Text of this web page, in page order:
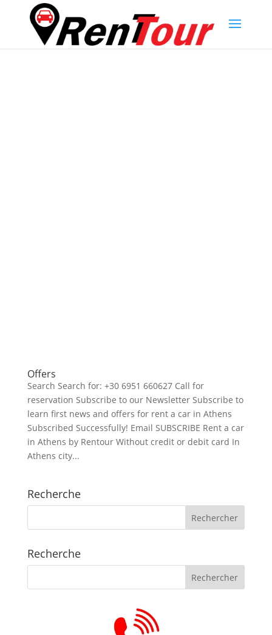
Offers
Search Search for: +30 6951 660627 Call for
reservation Subscribe to our Newsletter Subscribe to
learn first news and offers for rent a car in Athens
Subscribed Successfully! Email SUBSCRIBE Rent a car
in Athens by Rentour Without credit or debit card In
Athens city...
Recherche
Recherche